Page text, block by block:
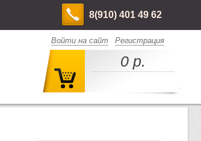
8(910) 401 49 62
Войти на сайт Регистрация
0 р.